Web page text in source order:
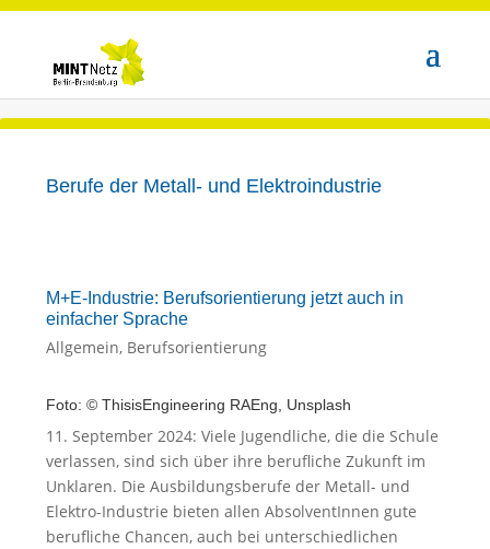
Berufe der Metall- und Elektroindustrie
M+E-Industrie: Berufsorientierung jetzt auch in
einfacher Sprache
Allgemein, Berufsorientierung
Foto: © ThisisEngineering RAEng, Unsplash
11. September 2024: Viele Jugendliche, die die Schule
verlassen, sind sich über ihre berufliche Zukunft im
Unklaren. Die Ausbildungsberufe der Metall- und
Elektro-Industrie bieten allen AbsolventInnen gute
berufliche Chancen, auch bei unterschiedlichen